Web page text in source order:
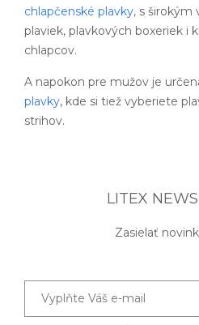
chlapčenské plavky, s širokým
plaviek, plavkových boxeriek i
chlapcov.
A napokon pre mužov je
plavky, kde si tiež vyberiete
strihov.
LITEX
Zasielať